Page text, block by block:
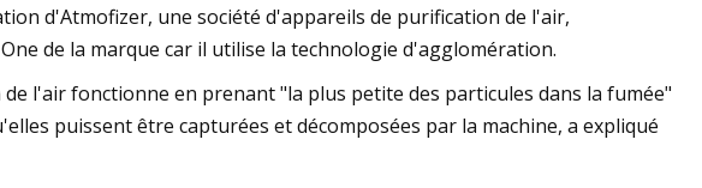
d'Atmofizer, une société d'appareils de purification de l'air,
de la marque car il utilise la technologie d'agglomération.
l'air fonctionne en prenant "la plus petite des particules dans la fumée"
puissent être capturées et décomposées par la machine, a expliqué